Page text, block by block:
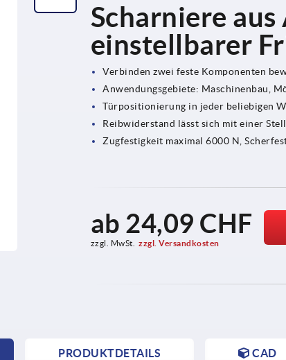
Scharniere
einstellbarer
Verbinden zwei feste Komponenten
Anwendungsgebiete: Maschinenbau,
Türpositionierung in jeder beliebigen
Reibwiderstand lässt sich mit einer
Zugfestigkeit maximal 6000 N,
ab 24,09 CHF
zzgl. MwSt. zzgl. Versandkosten
PRODUKTDETAILS CAD